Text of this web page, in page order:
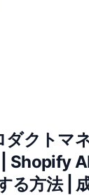
クトマ
Shopify
る方法 |